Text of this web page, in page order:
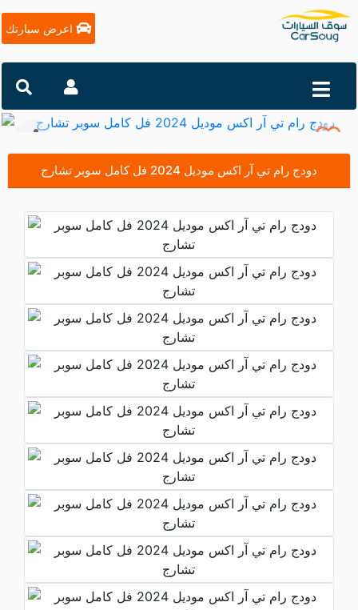
اعرض سيارتك
السابق التالي
دودج رام تي آر اكس موديل 2024 فل كامل سوبر تشارج